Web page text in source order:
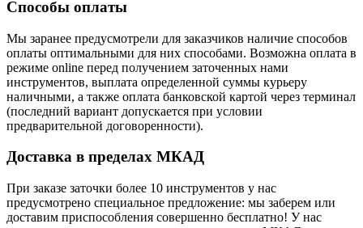
Способы оплаты
Мы заранее предусмотрели для заказчиков наличие способов
оплаты оптимальными для них способами. Возможна оплата в
режиме online перед получением заточенных нами
инструментов, выплата определенной суммы курьеру
наличными, а также оплата банковской картой через терминал
(последний вариант допускается при условии
предварительной договоренности).
Доставка в пределах МКАД
При заказе заточки более 10 инструментов у нас
предусмотрено специальное предложение: мы заберем или
доставим приспособления совершенно бесплатно! У нас